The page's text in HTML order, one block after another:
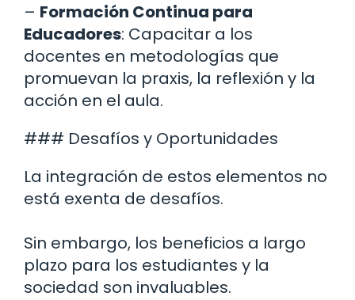
– Formación Continua para
Educadores: Capacitar a los
docentes en metodologías que
promuevan la praxis, la reflexión y la
acción en el aula.
### Desafíos y Oportunidades
La integración de estos elementos no
está exenta de desafíos.
Sin embargo, los beneficios a largo
plazo para los estudiantes y la
sociedad son invaluables.